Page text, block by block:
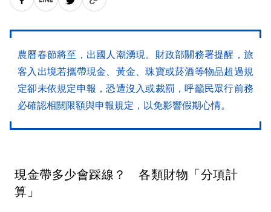
農曆春節將至，出國人潮湧現。財政部關務署提醒，旅
客入出境若攜帶現金、黃金、珠寶或菸酒等物品超過規
定卻未依規定申報，恐遭沒入或裁罰，呼籲民眾行前務
必確認相關限額與申報規定，以免影響假期心情。
現金帶多少會踩線？ 各類財物「分項計
算」